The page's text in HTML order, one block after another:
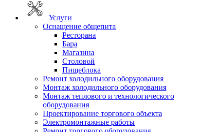
Услуги
Оснащение общепита
Ресторана
Бара
Магазина
Столовой
Пищеблока
Ремонт холодильного оборудования
Монтаж холодильного оборудования
Монтаж теплового и технологического
оборудования
Проектирование торгового объекта
Электромонтажные работы